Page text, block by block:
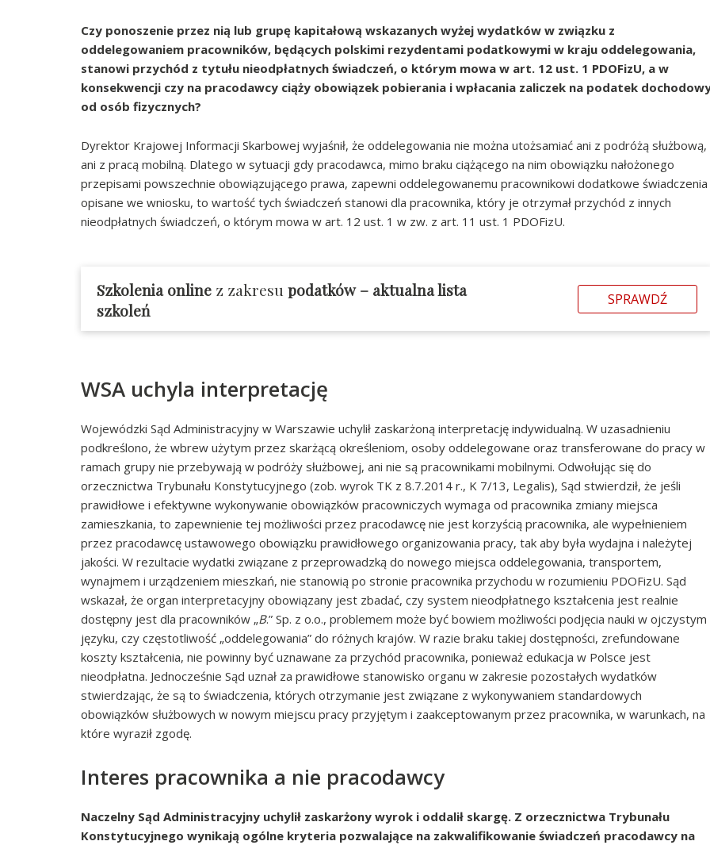
Czy ponoszenie przez nią lub grupę kapitałową wskazanych wyżej wydatków w związku z
oddelegowaniem pracowników, będących polskimi rezydentami podatkowymi w kraju oddelegowania,
stanowi przychód z tytułu nieodpłatnych świadczeń, o którym mowa w art. 12 ust. 1 PDOFizU, a w
konsekwencji czy na pracodawcy ciąży obowiązek pobierania i wpłacania zaliczek na podatek
od osób fizycznych?
Dyrektor Krajowej Informacji Skarbowej wyjaśnił, że oddelegowania nie można utożsamiać ani z podróżą służbową,
ani z pracą mobilną. Dlatego w sytuacji gdy pracodawca, mimo braku ciążącego na nim obowiązku nałożonego
przepisami powszechnie obowiązującego prawa, zapewni oddelegowanemu pracownikowi dodatkowe świadczenia
opisane we wniosku, to wartość tych świadczeń stanowi dla pracownika, który je otrzymał przychód z innych
nieodpłatnych świadczeń, o którym mowa w art. 12 ust. 1 w zw. z art. 11 ust. 1 PDOFizU.
Szkolenia online z zakresu podatków– aktualna lista
szkoleń
SPRAWDŹ
WSA uchyla interpretację
Wojewódzki Sąd Administracyjny w Warszawie uchylił zaskarżoną interpretację indywidualną. W uzasadnieniu
podkreślono, że wbrew użytym przez skarżącą określeniom, osoby oddelegowane oraz transferowane do pracy w
ramach grupy nie przebywają w podróży służbowej, ani nie są pracownikami mobilnymi. Odwołując się do
orzecznictwa Trybunału Konstytucyjnego (zob. wyrok TK z 8.7.2014 r., K 7/13, Legalis), Sąd stwierdził, że jeśli
prawidłowe i efektywne wykonywanie obowiązków pracowniczych wymaga od pracownika zmiany miejsca
zamieszkania, to zapewnienie tej możliwości przez pracodawcę nie jest korzyścią pracownika, ale wypełnieniem
przez pracodawcę ustawowego obowiązku prawidłowego organizowania pracy, tak aby była wydajna i należytej
jakości. W rezultacie wydatki związane z przeprowadzką do nowego miejsca oddelegowania, transportem,
wynajmem i urządzeniem mieszkań, nie stanowią po stronie pracownika przychodu w rozumieniu PDOFizU. Sąd
wskazał, że organ interpretacyjny obowiązany jest zbadać, czy system nieodpłatnego kształcenia jest realnie
dostępny jest dla pracowników „B.” Sp. z o.o., problemem może być bowiem możliwości podjęcia nauki w ojczystym
języku, czy częstotliwość „oddelegowania” do różnych krajów. W razie braku takiej dostępności, zrefundowane
koszty kształcenia, nie powinny być uznawane za przychód pracownika, ponieważ edukacja w Polsce jest
nieodpłatna. Jednocześnie Sąd uznał za prawidłowe stanowisko organu w zakresie pozostałych wydatków
stwierdzając, że są to świadczenia, których otrzymanie jest związane z wykonywaniem standardowych
obowiązków służbowych w nowym miejscu pracy przyjętym i zaakceptowanym przez pracownika, w warunkach, na
które wyraził zgodę.
Interes pracownika a nie pracodawcy
Naczelny Sąd Administracyjny uchylił zaskarżony wyrok i oddalił skargę. Z orzecznictwa Trybunału
Konstytucyjnego wynikają ogólne kryteria pozwalające na zakwalifikowanie świadczeń pracodawcy na